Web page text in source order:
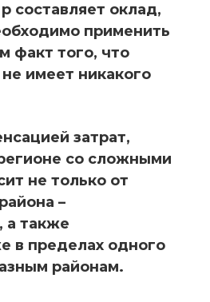
составляет оклад,
применить
факт того, что
имеет никакого
затрат,
со сложными
не только от
–
а также
в пределах одного
районам.